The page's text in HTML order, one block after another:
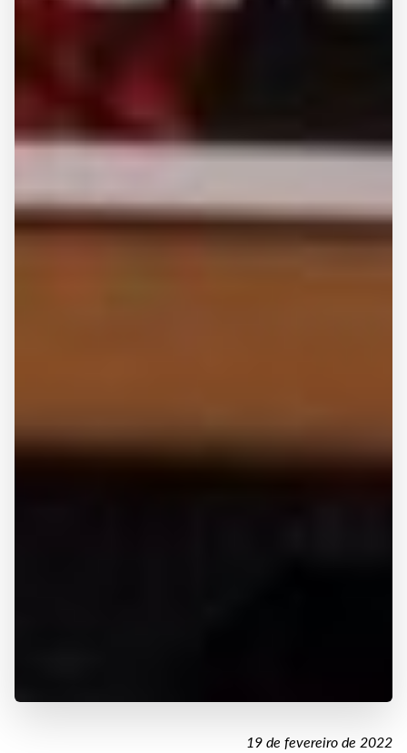
19 de fevereiro de 2022